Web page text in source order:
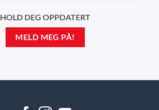
HOLD DEG OPPDATERT
MELD MEG PÅ!